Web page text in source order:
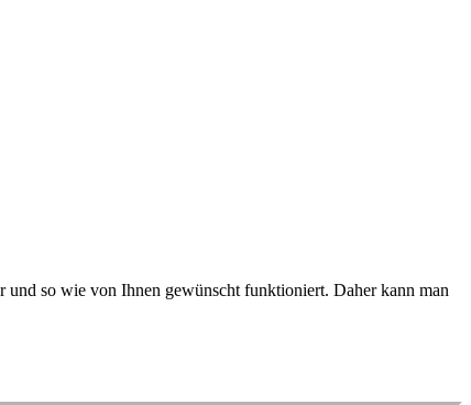
und so wie von Ihnen gewünscht funktioniert. Daher kann man